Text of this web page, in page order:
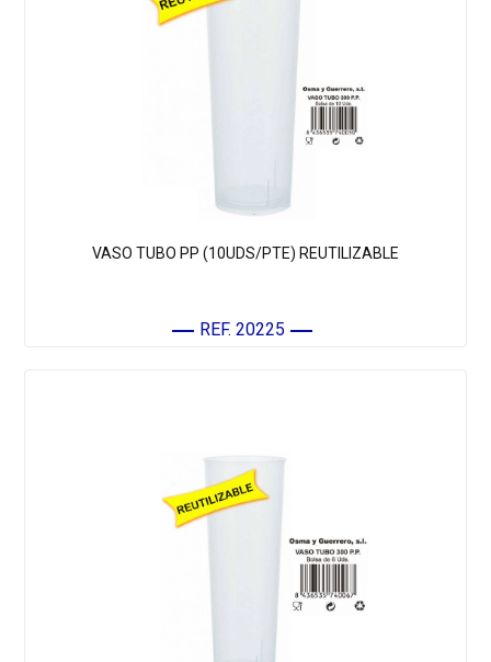
VASO TUBO PP (10UDS/PTE) REUTILIZABLE
REF. 20225